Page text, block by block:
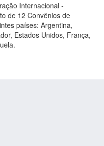
Internacional -
de 12 Convênios de
países: Argentina,
Estados Unidos, França,